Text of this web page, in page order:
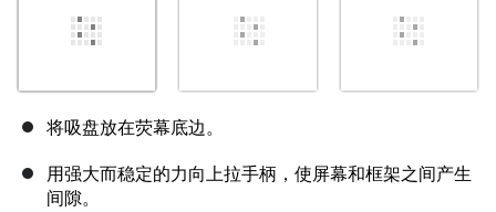
将吸盘放在荧幕底边。
用强大而稳定的力向上拉手柄，使屏幕和框架之间产生
间隙。